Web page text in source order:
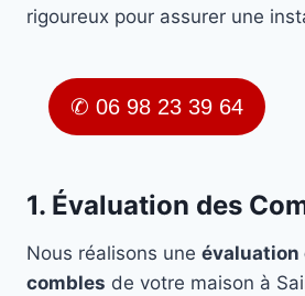
rigoureux pour assurer une
✆ 06 98 23 39 64
1. Évaluation des
Nous réalisons une évaluation
combles de votre maison à